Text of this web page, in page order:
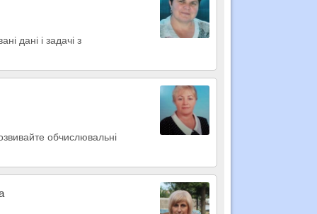
дані і задачі з
обчислювальні